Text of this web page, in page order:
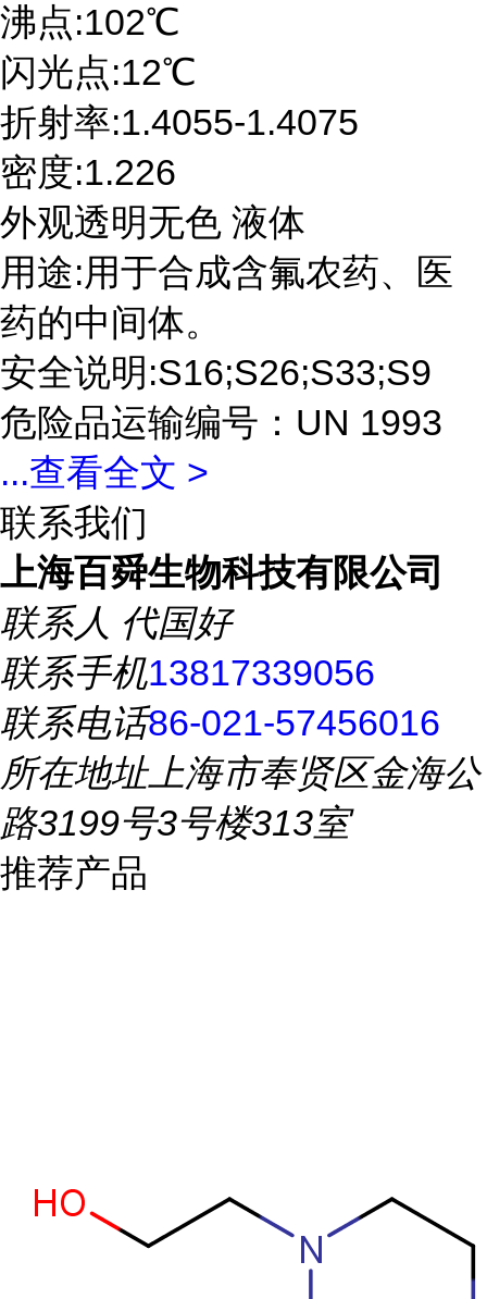
沸点:102℃
闪光点:12℃
折射率:1.4055-1.4075
密度:1.226
外观透明无色 液体
用途:用于合成含氟农药、医
药的中间体。
安全说明:S16;S26;S33;S9
危险品运输编号：UN 1993
...查看全文 >
联系我们
上海百舜生物科技有限公司
联系人 代国好
联系手机13817339056
联系电话86-021-57456016
所在地址上海市奉贤区金海公
路3199号3号楼313室
推荐产品